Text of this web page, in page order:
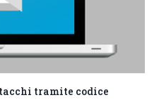
tramite codice